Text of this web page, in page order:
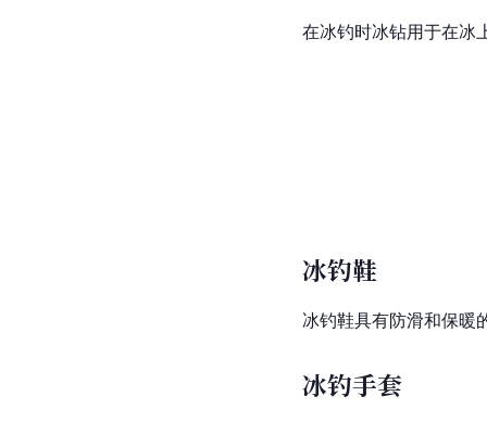
在冰钓时冰钻用于在冰
冰钓鞋
冰钓鞋具有防滑和保暖
冰钓手套